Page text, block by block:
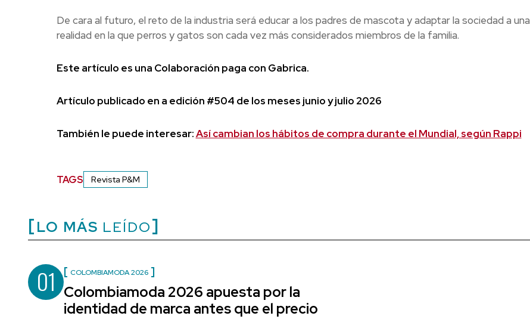
De cara al futuro, el reto de la industria será educar a los padres de mascota y adaptar la sociedad a una
realidad en la que perros y gatos son cada vez más considerados miembros de la familia.
Este artículo es una Colaboración paga con Gabrica.
Artículo publicado en a edición #504 de los meses junio y julio 2026
También le puede interesar:Así cambian los hábitos de compra durante el Mundial, según Rappi
TAGS Revista P&M
LO MÁS LEÍDO
01 COLOMBIAMODA 2026
Colombiamoda 2026 apuesta por la
identidad de marca antes que el precio